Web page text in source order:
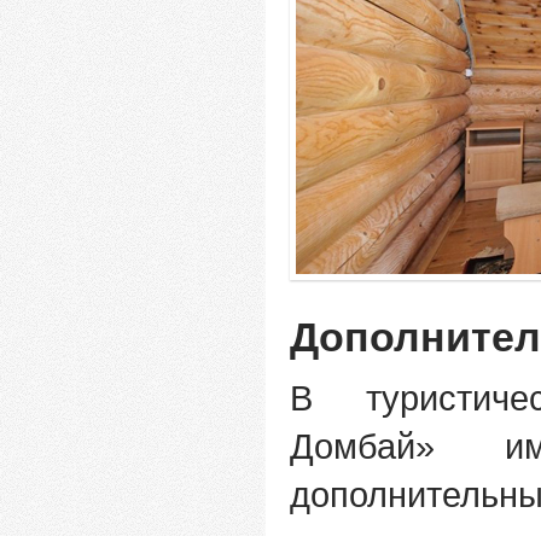
В
Домбай»